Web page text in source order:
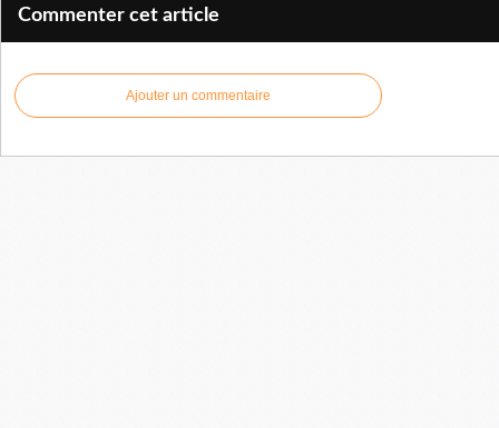
Commenter cet article
Ajouter un commentaire